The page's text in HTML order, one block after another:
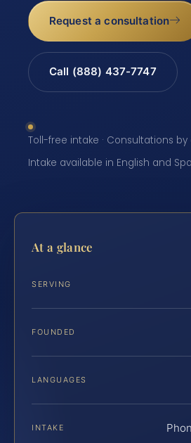
Request a consultation
Call (888) 437-7747
Toll-free intake · Consultations
Intake available in English and
At a glance
SERVING
FOUNDED
LANGUAGES
INTAKE